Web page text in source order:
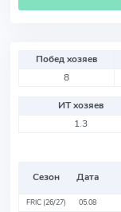
Побед хозяев
8
ИТ хозяев
1.3
Сезон Дата
FRIC (26/27) 05.08